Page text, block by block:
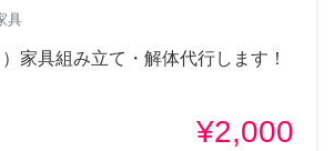
具
家具組み立て・解体代行します！
¥2,000